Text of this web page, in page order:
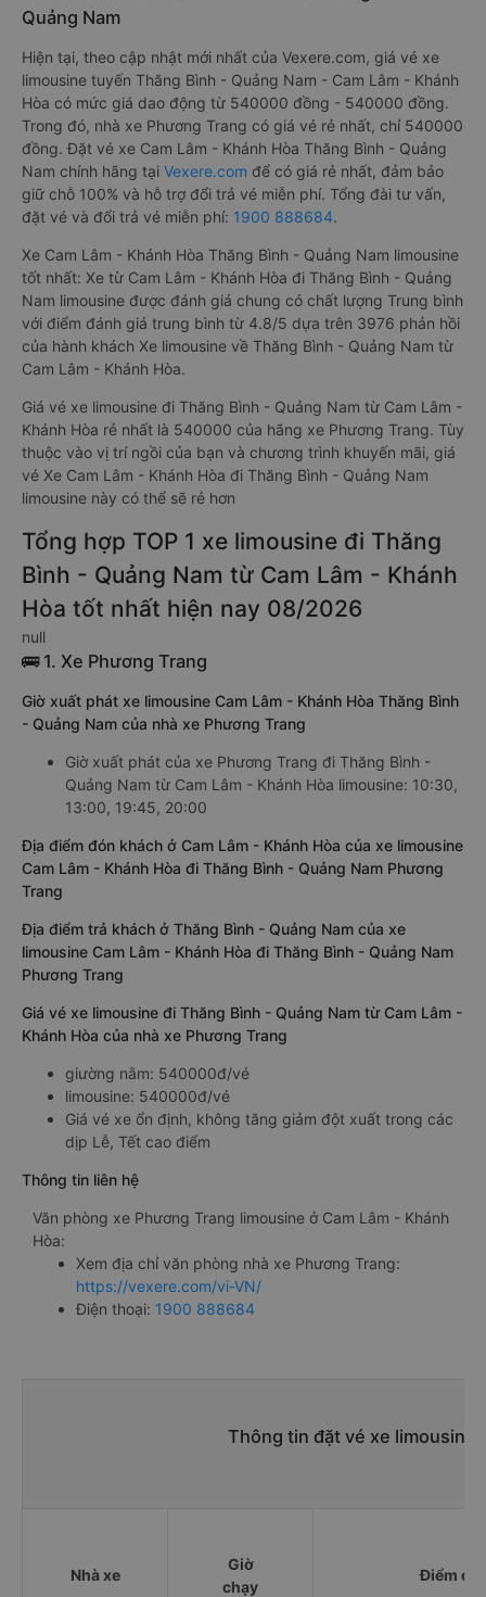
Quảng Nam
Hiện tại, theo cập nhật mới nhất của Vexere.com, giá vé xe
limousine tuyến Thăng Bình - Quảng Nam - Cam Lâm - Khánh
Hòa có mức giá dao động từ 540000 đồng - 540000 đồng.
Trong đó, nhà xe Phương Trang có giá vé rẻ nhất, chỉ 540000
đồng. Đặt vé xe Cam Lâm - Khánh Hòa Thăng Bình - Quảng
Nam chính hãng tại Vexere.com để có giá rẻ nhất, đảm bảo
giữ chỗ 100% và hỗ trợ đổi trả vé miễn phí. Tổng đài tư vấn,
đặt vé và đổi trả vé miễn phí: 1900 888684.
Xe Cam Lâm - Khánh Hòa Thăng Bình - Quảng Nam limousine
tốt nhất: Xe từ Cam Lâm - Khánh Hòa đi Thăng Bình - Quảng
Nam limousine được đánh giá chung có chất lượng Trung bình
với điểm đánh giá trung bình từ 4.8/5 dựa trên 3976 phản hồi
của hành khách Xe limousine về Thăng Bình - Quảng Nam từ
Cam Lâm - Khánh Hòa.
Giá vé xe limousine đi Thăng Bình - Quảng Nam từ Cam Lâm -
Khánh Hòa rẻ nhất là 540000 của hãng xe Phương Trang. Tùy
thuộc vào vị trí ngồi của bạn và chương trình khuyến mãi, giá
vé Xe Cam Lâm - Khánh Hòa đi Thăng Bình - Quảng Nam
limousine này có thể sẽ rẻ hơn
Tổng hợp TOP 1 xe limousine đi Thăng
Bình - Quảng Nam từ Cam Lâm - Khánh
Hòa tốt nhất hiện nay 08/2026
null
🚌 1. Xe Phương Trang
Giờ xuất phát xe limousine Cam Lâm - Khánh Hòa Thăng Bình
- Quảng Nam của nhà xe Phương Trang
Giờ xuất phát của xe Phương Trang đi Thăng Bình -
Quảng Nam từ Cam Lâm - Khánh Hòa limousine: 10:30,
13:00, 19:45, 20:00
Địa điểm đón khách ở Cam Lâm - Khánh Hòa của xe limousine
Cam Lâm - Khánh Hòa đi Thăng Bình - Quảng Nam Phương
Trang
Địa điểm trả khách ở Thăng Bình - Quảng Nam của xe
limousine Cam Lâm - Khánh Hòa đi Thăng Bình - Quảng Nam
Phương Trang
Giá vé xe limousine đi Thăng Bình - Quảng Nam từ Cam Lâm -
Khánh Hòa của nhà xe Phương Trang
giường nằm: 540000đ/vé
limousine: 540000đ/vé
Giá vé xe ổn định, không tăng giảm đột xuất trong các
dịp Lễ, Tết cao điểm
Thông tin liên hệ
Văn phòng xe Phương Trang limousine ở Cam Lâm - Khánh
Hòa:
Xem địa chỉ văn phòng nhà xe Phương Trang:
https://vexere.com/vi-VN/
Điện thoại: 1900 888684
Thông tin đặt vé xe limousine
Nhà xe
Giờ
chạy
Điểm đi